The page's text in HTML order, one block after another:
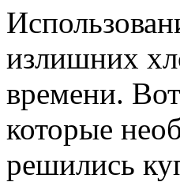
излишних
времени.
которые
решились